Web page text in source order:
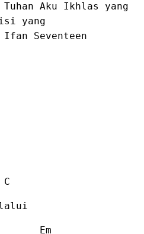
Aku Ikhlas yang
yang
Ifan Seventeen
C
lalui
Em